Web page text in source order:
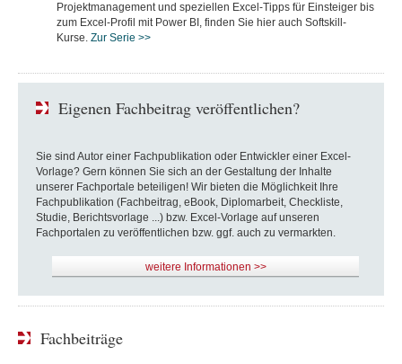
Projektmanagement und speziellen Excel-Tipps für Einsteiger bis
zum Excel-Profil mit Power BI, finden Sie hier auch Softskill-
Kurse. Zur Serie >>
Eigenen Fachbeitrag veröffentlichen?
Sie sind Autor einer Fachpublikation oder Entwickler einer Excel-
Vorlage? Gern können Sie sich an der Gestaltung der Inhalte
unserer Fachportale beteiligen! Wir bieten die Möglichkeit Ihre
Fachpublikation (Fachbeitrag, eBook, Diplomarbeit, Checkliste,
Studie, Berichtsvorlage ...) bzw. Excel-Vorlage auf unseren
Fachportalen zu veröffentlichen bzw. ggf. auch zu vermarkten.
weitere Informationen >>
Fachbeiträge